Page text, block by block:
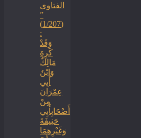
الفتاوى
”
(1/207)
:
وَقَدْ
كَرِهَ
مَالِكٌ
وَابْنُ
أَبِي
عِمْرَانَ
مِنْ
أَصْحَابِأَبِي
حَنِيفَةَ
وَغَيْرِهِمَا